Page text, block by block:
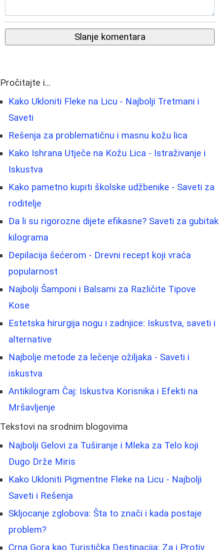
Slanje komentara
Pročitajte i...
Kako Ukloniti Fleke na Licu - Najbolji Tretmani i
Saveti
Rešenja za problematičnu i masnu kožu lica
Kako Ishrana Utječe na Kožu Lica - Istraživanje i
Iskustva
Kako pametno kupiti školske udžbenike - Saveti za
roditelje
Da li su rigorozne dijete efikasne? Saveti za gubitak
kilograma
Depilacija šećerom - Drevni recept koji vraća
popularnost
Najbolji Šamponi i Balsami za Različite Tipove
Kose
Estetska hirurgija nogu i zadnjice: Iskustva, saveti i
alternative
Najbolje metode za lečenje ožiljaka - Saveti i
iskustva
Antikilogram Čaj: Iskustva Korisnika i Efekti na
Mršavljenje
Tekstovi na srodnim blogovima
Najbolji Gelovi za Tuširanje i Mleka za Telo koji
Dugo Drže Miris
Kako Ukloniti Pigmentne Fleke na Licu - Najbolji
Saveti i Rešenja
Skljocanje zglobova: Šta to znači i kada postaje
problem?
Crna Gora kao Turistička Destinacija: Za i Protiv